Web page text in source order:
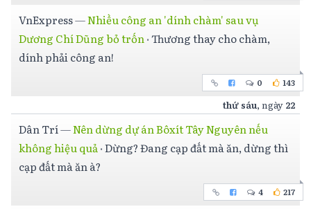
VnExpress—Nhiều công an 'dính chàm' sau vụ
Dương Chí Dũng bỏ trốn·Thương thay cho chàm,
dính phải công an!
0 143
thứ sáu, ngày 22
Dân Trí—Nên dừng dự án Bôxít Tây Nguyên nếu
không hiệu quả·Dừng? Đang cạp đất mà ăn, dừng thì
cạp đất mà ăn à?
4 217